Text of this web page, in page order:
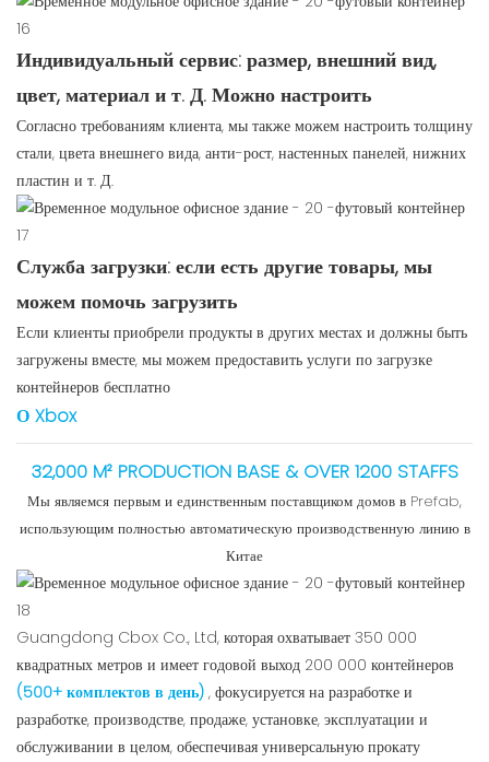
Индивидуальный сервис: размер, внешний вид,
цвет, материал и т. Д. Можно настроить
Согласно требованиям клиента, мы также можем настроить толщину
стали, цвета внешнего вида, анти-рост, настенных панелей, нижних
пластин и т. Д.
Служба загрузки: если есть другие товары, мы
можем помочь загрузить
Если клиенты приобрели продукты в других местах и ​​должны быть
загружены вместе, мы можем предоставить услуги по загрузке
контейнеров бесплатно
О Xbox
32,000 M² PRODUCTION BASE & OVER 1200 STAFFS
Мы являемся первым и единственным поставщиком домов в Prefab,
использующим полностью автоматическую производственную линию в
Китае
Guangdong Cbox Co., Ltd, которая охватывает 350 000
квадратных метров и имеет годовой выход 200 000 контейнеров
(500+ комплектов в день) , фокусируется на разработке и
разработке, производстве, продаже, установке, эксплуатации и
обслуживании в целом, обеспечивая универсальную прокату